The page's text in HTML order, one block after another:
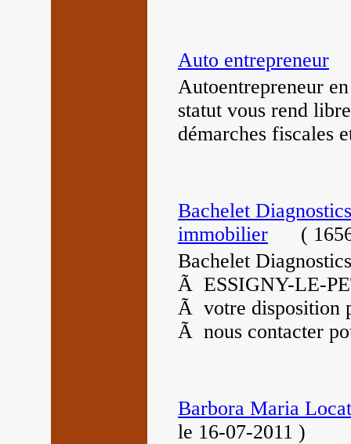
Auto entrepreneur
Autoentrepreneur
statut vous rend
démarches fiscales
Bachelet
immobilier (
Bachelet
Ã ESSIGNY-LE-
Ã votre disposition
Ã nous contacter
Barbora Maria
le 16-07-2011 )